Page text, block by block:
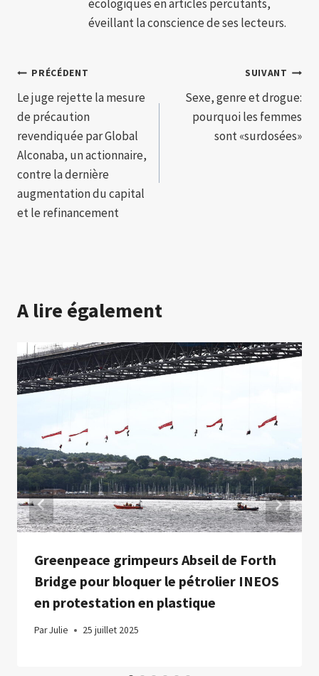
écologiques en articles percutants,
éveillant la conscience de ses lecteurs.
Navigation
de
l’article
PRÉCÉDENT
Le juge rejette la mesure
de précaution
revendiquée par Global
Alconaba, un actionnaire,
contre la dernière
augmentation du capital
et le refinancement
SUIVANT
Sexe, genre et drogue:
pourquoi les femmes
sont «surdosées»
A lire également
Greenpeace grimpeurs Abseil de Forth
Bridge pour bloquer le pétrolier INEOS
en protestation en plastique
ParJulie 25 juillet 2025